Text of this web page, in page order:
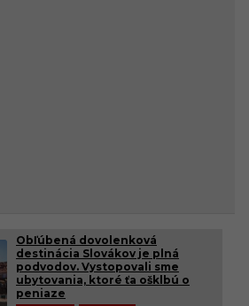
Obľúbená dovolenková
destinácia Slovákov je plná
podvodov. Vystopovali sme
ubytovania, ktoré ťa ošklbú o
peniaze